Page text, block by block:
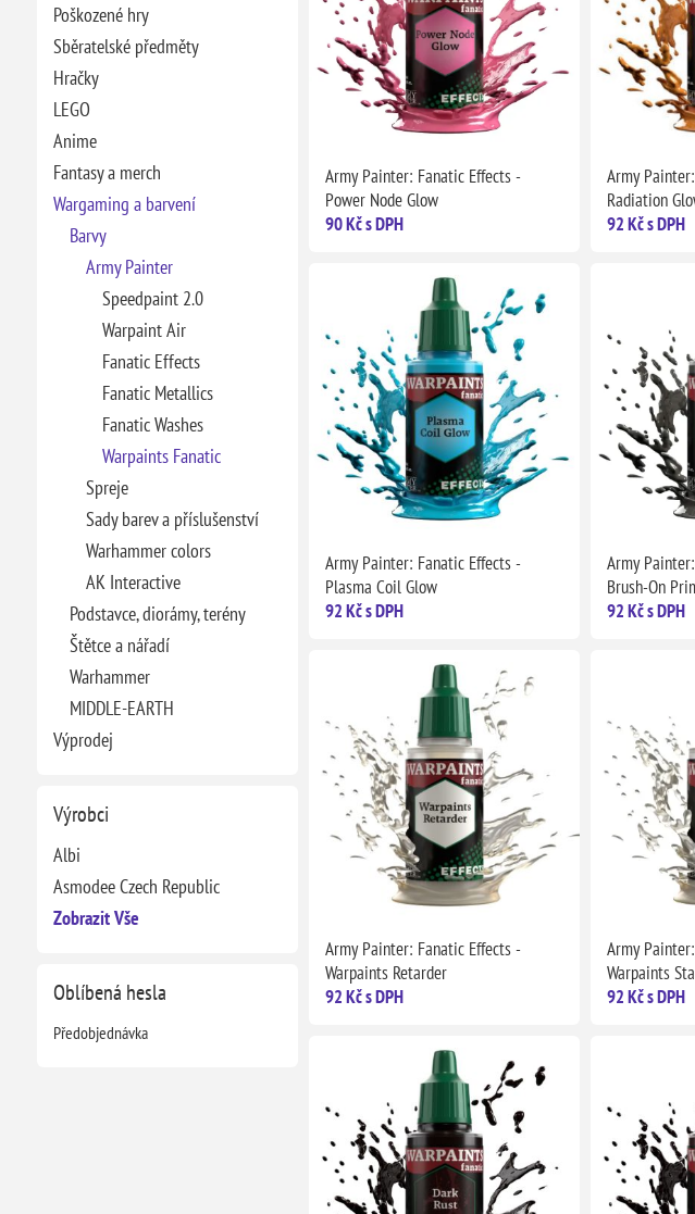
Poškozené hry
Sběratelské předměty
Hračky
LEGO
Anime
Fantasy a merch
Wargaming a barvení
Barvy
Army Painter
Speedpaint 2.0
Warpaint Air
Fanatic Effects
Fanatic Metallics
Fanatic Washes
Warpaints Fanatic
Spreje
Sady barev a příslušenství
Warhammer colors
AK Interactive
Podstavce, diorámy, terény
Štětce a nářadí
Warhammer
MIDDLE-EARTH
Výprodej
Výrobci
Albi
Asmodee Czech Republic
Zobrazit Vše
Oblíbená hesla
Předobjednávka
Army Painter: Fanatic Effects -
Power Node Glow
90 Kč s DPH
Army
Radiation
92 Kč s DPH
Army Painter: Fanatic Effects -
Plasma Coil Glow
92 Kč s DPH
Army
Brush-On
92 Kč s DPH
Army Painter: Fanatic Effects -
Warpaints Retarder
92 Kč s DPH
Army
Warpaints
92 Kč s DPH